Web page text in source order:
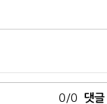
0/0 댓글